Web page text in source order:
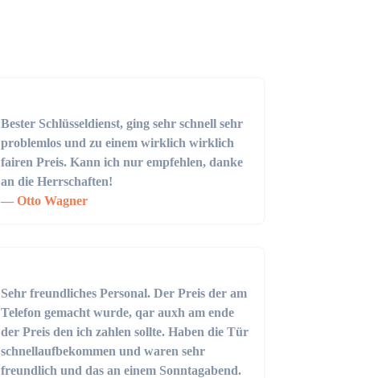
Bester Schlüsseldienst, ging sehr schnell sehr
problemlos und zu einem wirklich wirklich
fairen Preis. Kann ich nur empfehlen, danke
an die Herrschaften!
Otto Wagner
Sehr freundliches Personal. Der Preis der am
Telefon gemacht wurde, qar auxh am ende
der Preis den ich zahlen sollte. Haben die Tür
schnellaufbekommen und waren sehr
freundlich und das an einem Sonntagabend.